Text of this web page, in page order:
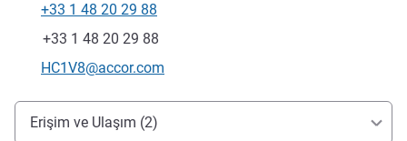
Telefon
+33 1 48 20 29 88
Faks
+33 1 48 20 29 88
İletişim için e-posta
HC1V8@accor.com
Erişim ve ulaşım
Erişim ve Ulaşım (2)